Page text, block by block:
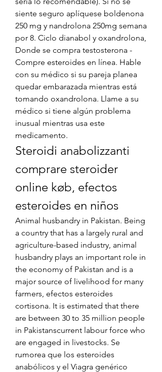
siente seguro aplíquese boldenona
250 mg y nandrolona 250mg semana
por 8. Ciclo dianabol y oxandrolona,
Donde se compra testosterona -
Compre esteroides en línea. Hable
con su médico si su pareja planea
quedar embarazada mientras está
tomando oxandrolona. Llame a su
médico si tiene algún problema
inusual mientras usa este
medicamento.
Steroidi anabolizzanti
comprare steroider
online køb, efectos
esteroides en niños
Animal husbandry in Pakistan. Being
a country that has a largely rural and
agriculture-based industry, animal
husbandry plays an important role in
the economy of Pakistan and is a
major source of livelihood for many
farmers, efectos esteroides
cortisona. It is estimated that there
are between 30 to 35 million people
in Pakistanscurrent labour force who
are engaged in livestocks. Se
rumorea que los esteroides
anabólicos y el Viagra genérico